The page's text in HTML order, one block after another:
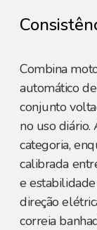
Combina
automático
conjunto
no uso diário.
categoria,
calibrada
e
direção
correia